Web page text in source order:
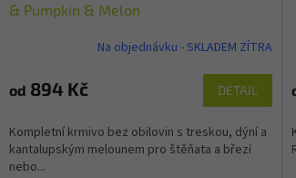
& Pumpkin & Melon
Na objednávku - SKLADEM ZÍTRA
od 894 Kč DETAIL
Kompletní krmivo bez obilovin s treskou, dýní a
kantalupským melounem pro štěňata a březí
nebo...